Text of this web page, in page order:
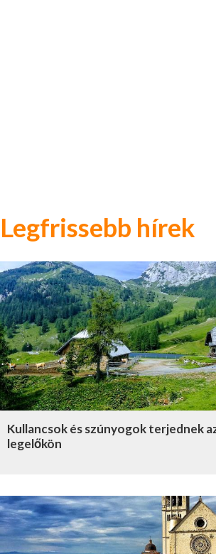
Legfrissebb hírek
Kullancsok és szúnyogok terjednek
legelőkön